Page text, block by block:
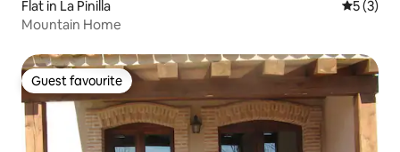
Flat in La Pinilla 5 out of
5 (3)
Mountain Home
Guest favourite
Guest favourite